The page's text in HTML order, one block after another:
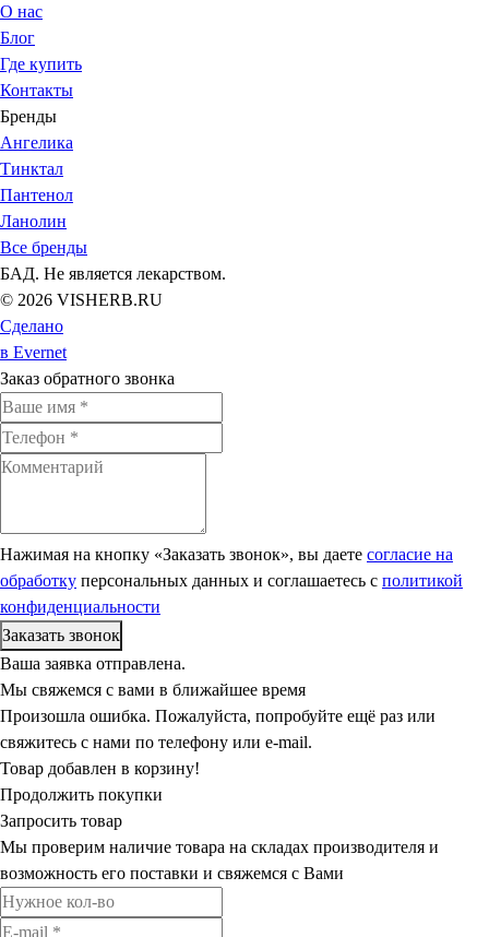
О нас
Блог
Где купить
Контакты
Бренды
Ангелика
Тинктал
Пантенол
Ланолин
Все бренды
БАД. Не является лекарством.
© 2026 VISHERB.RU
Сделано
в Evernet
Заказ обратного звонка
Нажимая на кнопку «Заказать звонок», вы даете согласие на
обработку персональных данных и соглашаетесь c политикой
конфиденциальности
Ваша заявка отправлена.
Мы свяжемся с вами в ближайшее время
Произошла ошибка. Пожалуйста, попробуйте ещё раз или
свяжитесь с нами по телефону или e-mail.
Товар добавлен в корзину!
Продолжить покупки
Запросить товар
Мы проверим наличие товара на складах производителя и
возможность его поставки и свяжемся с Вами